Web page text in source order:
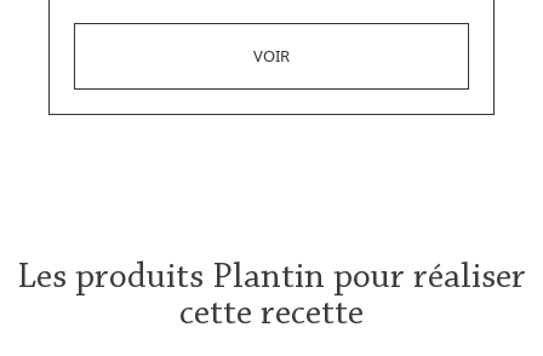
Les produits Plantin pour réaliser
cette recette